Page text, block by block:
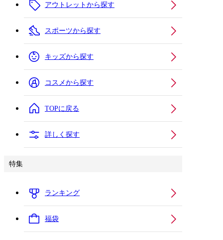
アウトレットから探す
スポーツから探す
キッズから探す
コスメから探す
TOPに戻る
詳しく探す
特集
ランキング
福袋